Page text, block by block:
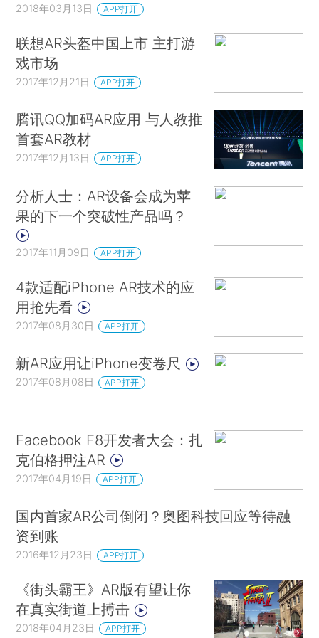
2018年03月13日 APP打开
联想AR头盔中国上市 主打游
戏市场
2017年12月21日 APP打开
腾讯QQ加码AR应用 与人教推
首套AR教材
2017年12月13日 APP打开
分析人士：AR设备会成为苹
果的下一个突破性产品吗？
2017年11月09日 APP打开
4款适配iPhone AR技术的应
用抢先看
2017年08月30日 APP打开
新AR应用让iPhone变卷尺
2017年08月08日 APP打开
Facebook F8开发者大会：扎
克伯格押注AR
2017年04月19日 APP打开
国内首家AR公司倒闭？奥图科技回应等待融
资到账
2016年12月23日 APP打开
《街头霸王》AR版有望让你
在真实街道上搏击
2018年04月23日 APP打开